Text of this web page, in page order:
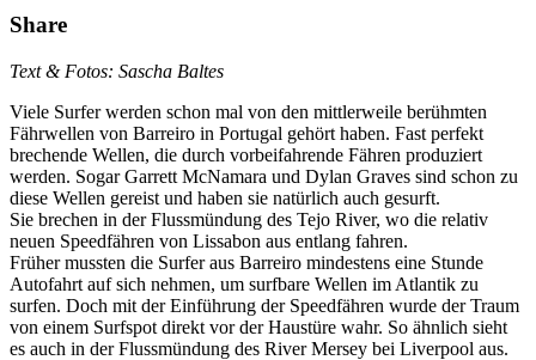
Share
Text & Fotos: Sascha Baltes
Viele Surfer werden schon mal von den mittlerweile berühmten
Fährwellen von Barreiro in Portugal gehört haben. Fast perfekt
brechende Wellen, die durch vorbeifahrende Fähren produziert
werden. Sogar Garrett McNamara und Dylan Graves sind schon zu
diese Wellen gereist und haben sie natürlich auch gesurft.
Sie brechen in der Flussmündung des Tejo River, wo die relativ
neuen Speedfähren von Lissabon aus entlang fahren.
Früher mussten die Surfer aus Barreiro mindestens eine Stunde
Autofahrt auf sich nehmen, um surfbare Wellen im Atlantik zu
surfen. Doch mit der Einführung der Speedfähren wurde der Traum
von einem Surfspot direkt vor der Haustüre wahr. So ähnlich sieht
es auch in der Flussmündung des River Mersey bei Liverpool aus.